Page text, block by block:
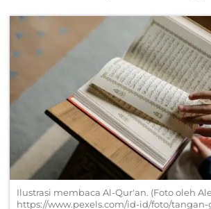
Ilustrasi membaca Al-Qur'an. (Foto oleh
https://www.pexels.com/id-id/foto/